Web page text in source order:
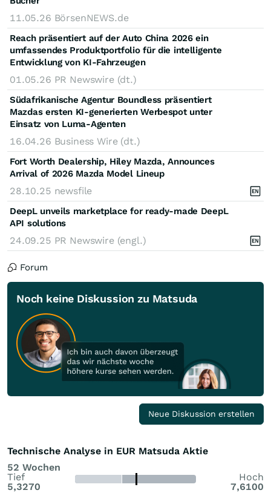
11.05.26 BörsenNEWS.de
Reach präsentiert auf der Auto China 2026 ein
umfassendes Produktportfolio für die intelligente
Entwicklung von KI-Fahrzeugen
01.05.26 PR Newswire (dt.)
Südafrikanische Agentur Boundless präsentiert
Mazdas ersten KI-generierten Werbespot unter
Einsatz von Luma-Agenten
16.04.26 Business Wire (dt.)
Fort Worth Dealership, Hiley Mazda, Announces
Arrival of 2026 Mazda Model Lineup
28.10.25 newsfile
DeepL unveils marketplace for ready-made DeepL
API solutions
24.09.25 PR Newswire (engl.)
Forum
Noch keine Diskussion zu Matsuda
Neue Diskussion erstellen
Technische Analyse in EUR Matsuda Aktie
52 Wochen
Tief
5,3270
Hoch
7,6100